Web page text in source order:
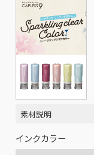
素材説明
インクカラー